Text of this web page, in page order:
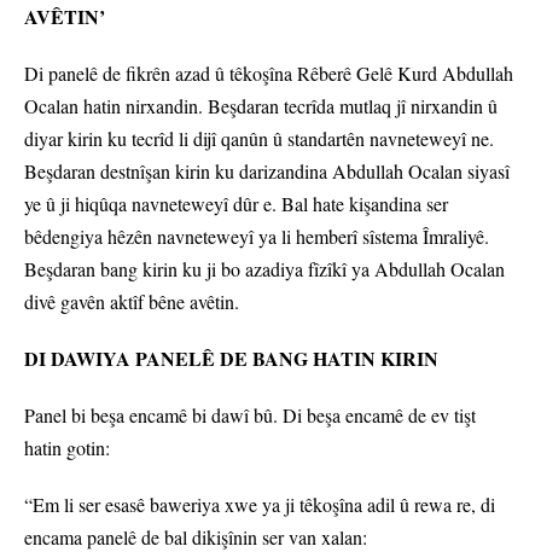
AVÊTIN’
Di panelê de fikrên azad û têkoşîna Rêberê Gelê Kurd Abdullah
Ocalan hatin nirxandin. Beşdaran tecrîda mutlaq jî nirxandin û
diyar kirin ku tecrîd li dijî qanûn û standartên navneteweyî ne.
Beşdaran destnîşan kirin ku darizandina Abdullah Ocalan siyasî
ye û ji hiqûqa navneteweyî dûr e. Bal hate kişandina ser
bêdengiya hêzên navneteweyî ya li hemberî sîstema Îmraliyê.
Beşdaran bang kirin ku ji bo azadiya fîzîkî ya Abdullah Ocalan
divê gavên aktîf bêne avêtin.
DI DAWIYA PANELÊ DE BANG HATIN KIRIN
Panel bi beşa encamê bi dawî bû. Di beşa encamê de ev tişt
hatin gotin:
“Em li ser esasê baweriya xwe ya ji têkoşîna adil û rewa re, di
encama panelê de bal dikişînin ser van xalan: